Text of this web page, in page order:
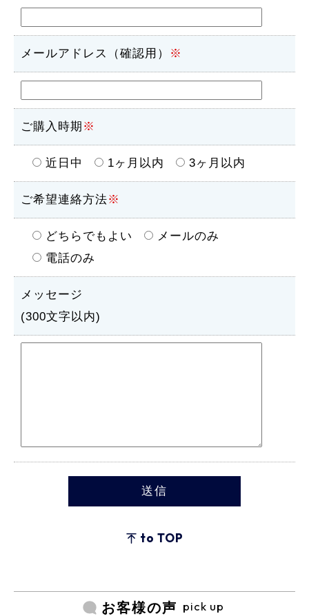
メールアドレス（確認用） ※
ご購入時期 ※
近日中 1ヶ月以内 3ヶ月以内
ご希望連絡方法※
どちらでもよい
メールのみ
電話のみ
メッセージ
(300文字以内)
to TOP
お客様の声 pick up